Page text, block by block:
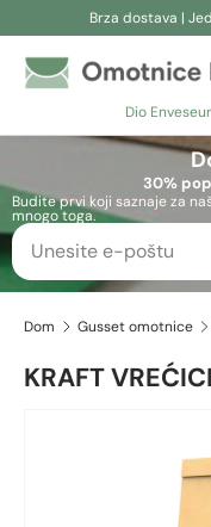
Brza dostava |
Dio Enveseur
Pretraživanje
Pretraživanje
30%
Budite prvi koji saznaje za
mnogo toga.
Dom Gusset omotnice
KRAFT
Preskoči na